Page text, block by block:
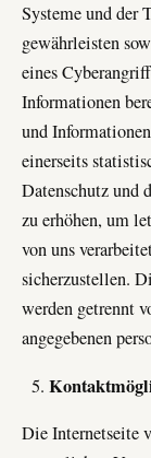
Systeme und der
gewährleisten
eines
Informationen
und
einerseits
Datenschutz und
zu erhöhen, um
von uns
sicherzustellen.
werden getrennt
angegebenen
Die Internetseite